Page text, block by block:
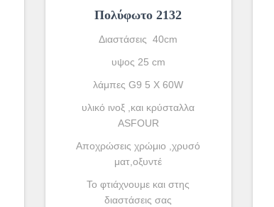
Πολύφωτο 2132
Διαστάσεις 40cm
υψος 25 cm
λάμπες G9 5 X 60W
υλικό ινοξ ,και κρύσταλλα
ASFOUR
Aποχρώσεις χρώμιο ,χρυσό
ματ,οξυντέ
To φτιάχνουμε και στης
διαστάσεις σας